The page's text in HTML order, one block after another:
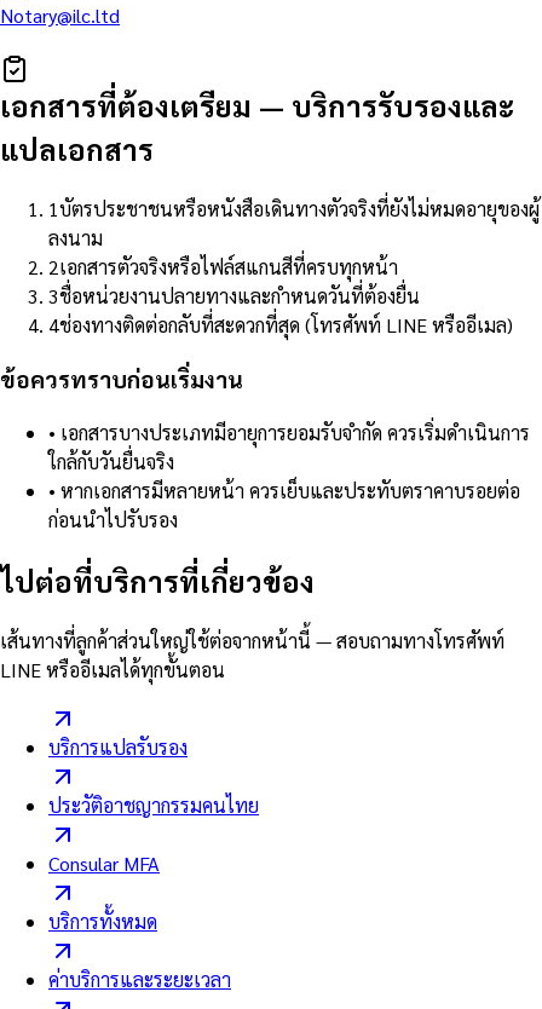
Notary@ilc.ltd
เอกสารที่ต้องเตรียม — บริการรับรองและ
แปลเอกสาร
1บัตรประชาชนหรือหนังสือเดินทางตัวจริงที่ยังไม่หมดอายุของผู้
ลงนาม
2เอกสารตัวจริงหรือไฟล์สแกนสีที่ครบทุกหน้า
3ชื่อหน่วยงานปลายทางและกำหนดวันที่ต้องยื่น
4ช่องทางติดต่อกลับที่สะดวกที่สุด (โทรศัพท์ LINE หรืออีเมล)
ข้อควรทราบก่อนเริ่มงาน
• เอกสารบางประเภทมีอายุการยอมรับจำกัด ควรเริ่มดำเนินการ
ใกล้กับวันยื่นจริง
• หากเอกสารมีหลายหน้า ควรเย็บและประทับตราคาบรอยต่อ
ก่อนนำไปรับรอง
ไปต่อที่บริการที่เกี่ยวข้อง
เส้นทางที่ลูกค้าส่วนใหญ่ใช้ต่อจากหน้านี้ — สอบถามทางโทรศัพท์
LINE หรืออีเมลได้ทุกขั้นตอน
บริการแปลรับรอง
ประวัติอาชญากรรมคนไทย
Consular MFA
บริการทั้งหมด
ค่าบริการและระยะเวลา